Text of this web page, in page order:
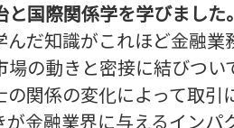
国際関係学を学びました。
んだ知識がこれほど金融
場の動きと密接に結びつ
関係の変化によって取
金融業界に与えるインパ